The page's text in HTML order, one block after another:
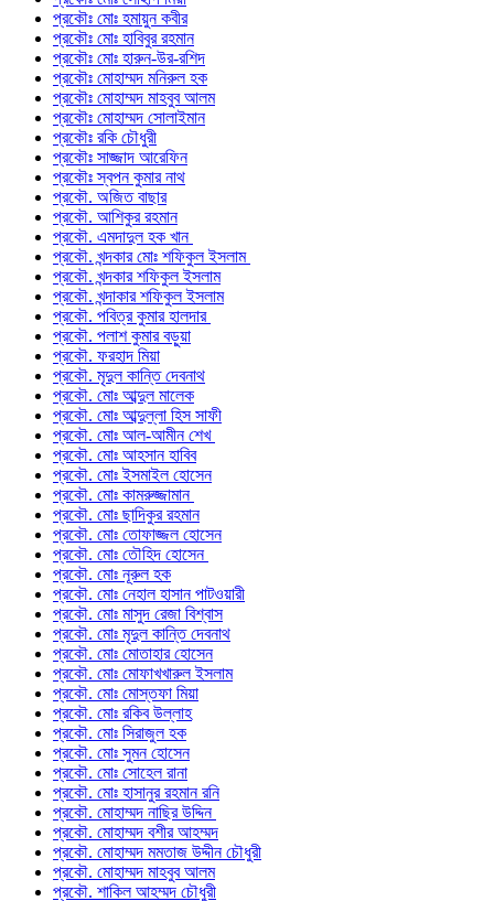
প্রকৌঃ মোঃ হমায়ুন কবীর
প্রকৌঃ মোঃ হাবিবুর রহমান
প্রকৌঃ মোঃ হারুন-উর-রশিদ
প্রকৌঃ মোহাম্মদ মনিরুল হক
প্রকৌঃ মোহাম্মদ মাহবুব আলম
প্রকৌঃ মোহাম্মদ সোলাইমান
প্রকৌঃ রকি চৌধুরী
প্রকৌঃ সাজ্জাদ আরেফিন
প্রকৌঃ স্বপন কুমার নাথ
প্রকৌ. অজিত বাছার
প্রকৌ. আশিকুর রহমান
প্রকৌ. এমদাদুল হক খান
প্রকৌ. খন্দকার মোঃ শফিকুল ইসলাম
প্রকৌ. খন্দকার শফিকুল ইসলাম
প্রকৌ. খন্দাকার শফিকুল ইসলাম
প্রকৌ. পবিত্র কুমার হালদার
প্রকৌ. পলাশ কুমার বড়ুয়া
প্রকৌ. ফরহাদ মিয়া
প্রকৌ. মৃদুল কান্তি দেবনাথ
প্রকৌ. মোঃ আব্দুল মালেক
প্রকৌ. মোঃ আব্দুল্লা হিস সাফী
প্রকৌ. মোঃ আল-আমীন শেখ
প্রকৌ. মোঃ আহসান হাবিব
প্রকৌ. মোঃ ইসমাইল হোসেন
প্রকৌ. মোঃ কামরুজ্জামান
প্রকৌ. মোঃ ছাদিকুর রহমান
প্রকৌ. মোঃ তোফাজ্জল হোসেন
প্রকৌ. মোঃ তৌহিদ হোসেন
প্রকৌ. মোঃ নূরুল হক
প্রকৌ. মোঃ নেহাল হাসান পাটওয়ারী
প্রকৌ. মোঃ মাসুদ রেজা বিশ্বাস
প্রকৌ. মোঃ মৃদুল কান্তি দেবনাথ
প্রকৌ. মোঃ মোতাহার হোসেন
প্রকৌ. মোঃ মোফাখখারুল ইসলাম
প্রকৌ. মোঃ মোস্তফা মিয়া
প্রকৌ. মোঃ রকিব উল্লাহ
প্রকৌ. মোঃ সিরাজুল হক
প্রকৌ. মোঃ সুমন হোসেন
প্রকৌ. মোঃ সোহেল রানা
প্রকৌ. মোঃ হাসানুর রহমান রনি
প্রকৌ. মোহাম্মদ নাছির উদ্দিন
প্রকৌ. মোহাম্মদ বশীর আহম্মদ
প্রকৌ. মোহাম্মদ মমতাজ উদ্দীন চৌধুরী
প্রকৌ. মোহাম্মদ মাহবুব আলম
প্রকৌ. শাকিল আহম্মদ চৌধুরী